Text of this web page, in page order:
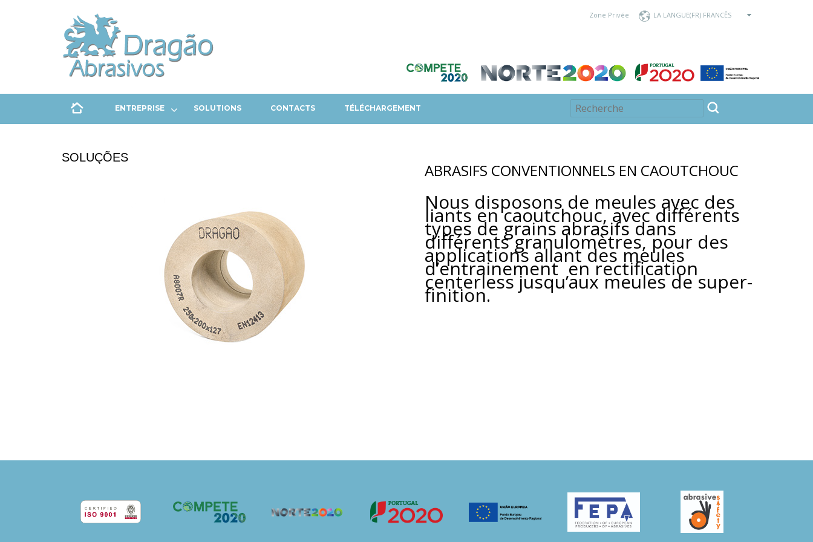
Zone Privée LA LANGUE
ENTREPRISE SOLUTIONS CONTACTS TÉLÉCHARGEMENT
SOLUÇÕES
ABRASIFS CONVENTIONNELS EN CAOUTCHOUC
Nous disposons de meules avec des
liants en caoutchouc, avec différents
types de grains abrasifs dans
différents granulomètres, pour des
applications allant des meules
d’entrainement en rectification
centerless jusqu’aux meules de super-
finition.